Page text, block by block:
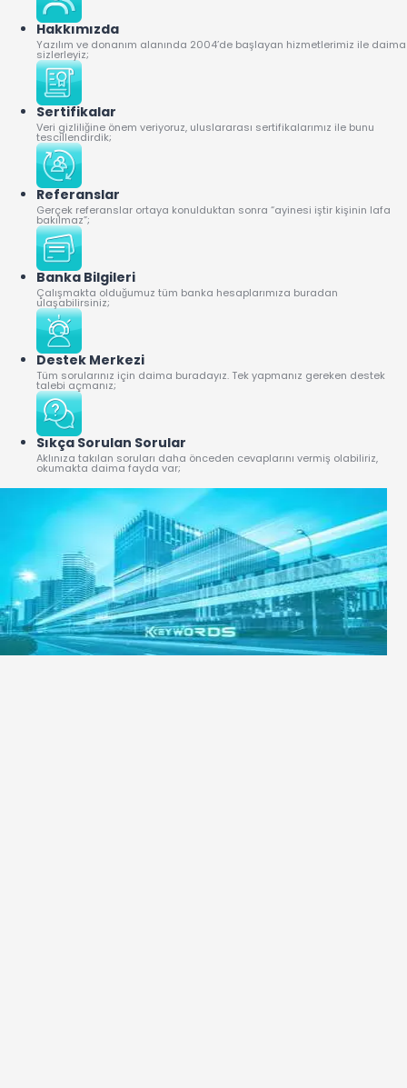
Hakkımızda
Yazılım ve donanım alanında 2004’de başlayan hizmetlerimiz ile daima
sizlerleyiz;
Sertifikalar
Veri gizliliğine önem veriyoruz, uluslararası sertifikalarımız ile bunu
tescillendirdik;
Referanslar
Gerçek referanslar ortaya konulduktan sonra “ayinesi iştir kişinin lafa
bakılmaz”;
Banka Bilgileri
Çalışmakta olduğumuz tüm banka hesaplarımıza buradan
ulaşabilirsiniz;
Destek Merkezi
Tüm sorularınız için daima buradayız. Tek yapmanız gereken destek
talebi açmanız;
Sıkça Sorulan Sorular
Aklınıza takılan soruları daha önceden cevaplarını vermiş olabiliriz,
okumakta daima fayda var;